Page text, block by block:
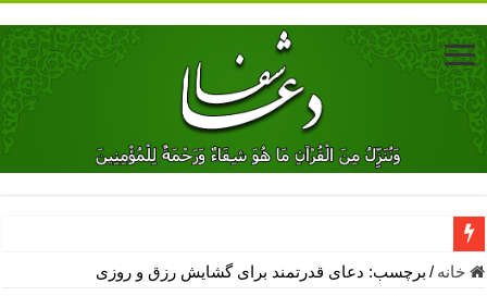
دعای جلب محبت فوری معشوق – دعای جلب محبت شوهر
خانه / برچسب: دعای قدرتمند برای گشایش رزق و روزی